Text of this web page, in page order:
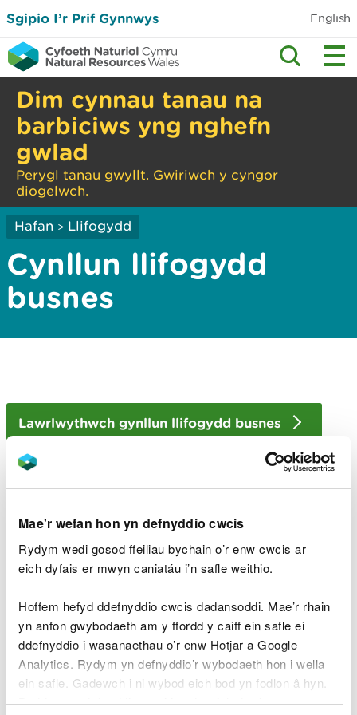
Mae'r wefan hon yn defnyddio cwcis
Rydym wedi gosod ffeiliau bychain o’r enw cwcis ar
eich dyfais er mwyn caniatáu i’n safle weithio.
Hoffem hefyd ddefnyddio cwcis dadansoddi. Mae’r rhain
yn anfon gwybodaeth am y ffordd y caiff ein safle ei
ddefnyddio i wasanaethau o’r enw Hotjar a Google
Analytics. Rydym yn defnyddio’r wybodaeth hon i wella
ein safle. Gadewch i ni wybod eich bod yn fodlon â hyn.
Byddwn yn defnyddio cwci i gadw eich dewis.
Sgipio I’r Prif Gynnwys English
Dim cynnau tanau na
barbiciws yng nghefn
gwlad
Perygl tanau gwyllt. Gwiriwch y cyngor
diogelwch.
Hafan > Llifogydd
Cynllun llifogydd
busnes
Lawrlwythwch gynllun llifogydd busnes
Neu defnyddiwch y rhestr wirio hon i ysgrifennu
Gofalwch eich bod yn gwybod â phwy i gysylltu a
sut:
gysylltu â’ch gilydd
gofalwch fod gennych restr o’ch holl gysylltiadau
pwysig wrth law
Cadwch stoc, offer, sylweddau peryglus ac unrhyw
beth a allai halogi mewn man addas: